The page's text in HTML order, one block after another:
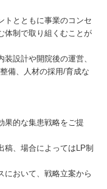
トとともに事業のコンセ
体制で取り組くむことが
設計や開院後の運営、
備、人材の採用/育成な
果的な集患戦略をご提
稿、場合によってはLP制
において、戦略立案から